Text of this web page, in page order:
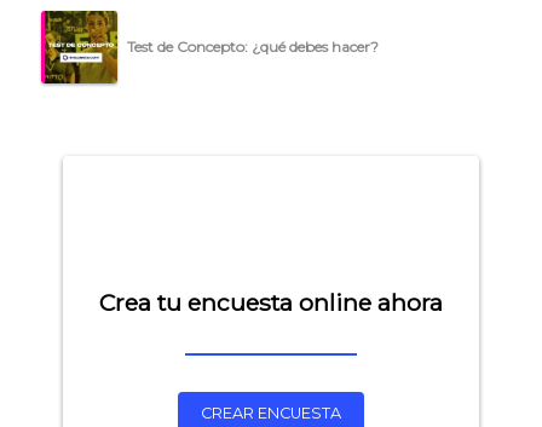
Test de Concepto: ¿qué debes hacer?
Crea tu encuesta online ahora
CREAR ENCUESTA